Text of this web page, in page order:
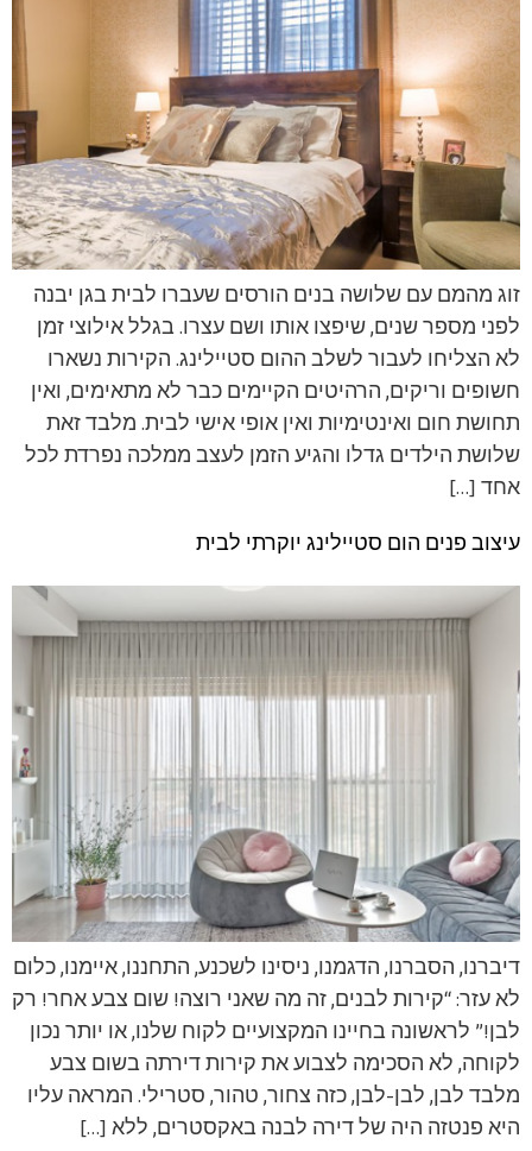
זוג מהמם עם שלושה בנים הורסים שעברו לבית בגן יבנה
לפני מספר שנים, שיפצו אותו ושם עצרו. בגלל אילוצי זמן
לא הצליחו לעבור לשלב ההום סטיילינג. הקירות נשארו
חשופים וריקים, הרהיטים הקיימים כבר לא מתאימים, ואין
תחושת חום ואינטימיות ואין אופי אישי לבית. מלבד זאת
שלושת הילדים גדלו והגיע הזמן לעצב ממלכה נפרדת לכל
אחד […]
עיצוב פנים הום סטיילינג יוקרתי לבית
דיברנו, הסברנו, הדגמנו, ניסינו לשכנע, התחננו, איימנו, כלום
לא עזר: “קירות לבנים, זה מה שאני רוצה! שום צבע אחר! רק
לבן!” לראשונה בחיינו המקצועיים לקוח שלנו, או יותר נכון
לקוחה, לא הסכימה לצבוע את קירות דירתה בשום צבע
מלבד לבן, לבן-לבן, כזה צחור, טהור, סטרילי. המראה עליו
היא פנטזה היה של דירה לבנה באקסטרים, ללא […]